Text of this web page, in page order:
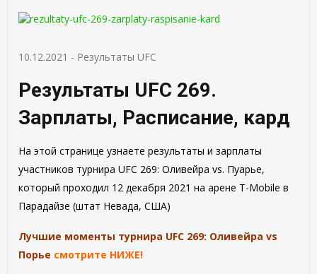
10.12.2021 - Результаты UFC
Результаты UFC 269.
Зарплаты, Расписание, кард
На этой странице узнаете результаты и зарплаты
участников турнира UFC 269: Оливейра vs. Пуарье,
который проходил 12 декабря 2021 на арене T-Mobile в
Парадайзе (штат Невада, США)
Лучшие моменты турнира UFC 269: Оливейра vs
Порье смотрите НИЖЕ!